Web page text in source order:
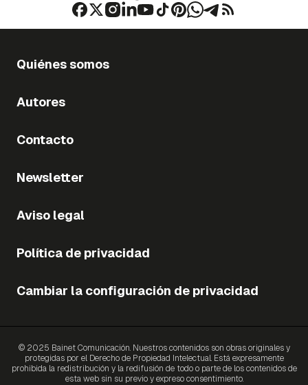
Quiénes somos
Autores
Contacto
Newsletter
Aviso legal
Política de privacidad
Cambiar la configuración de privacidad
© 2025 Bainet Comunicación. Nuestros contenidos son obras originales y
protegidas por el Derecho de Propiedad Intelectual. Está expresamente
prohibida la redistribución y la redifusión de todo o parte de los contenidos de
esta web sin su previo y expreso consentimiento.